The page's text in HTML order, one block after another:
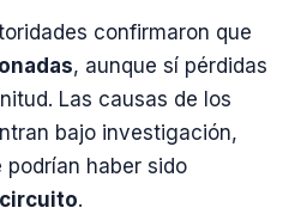
confirmaron que
, aunque sí pérdidas
Las causas de los
bajo investigación,
podrían haber sido
.